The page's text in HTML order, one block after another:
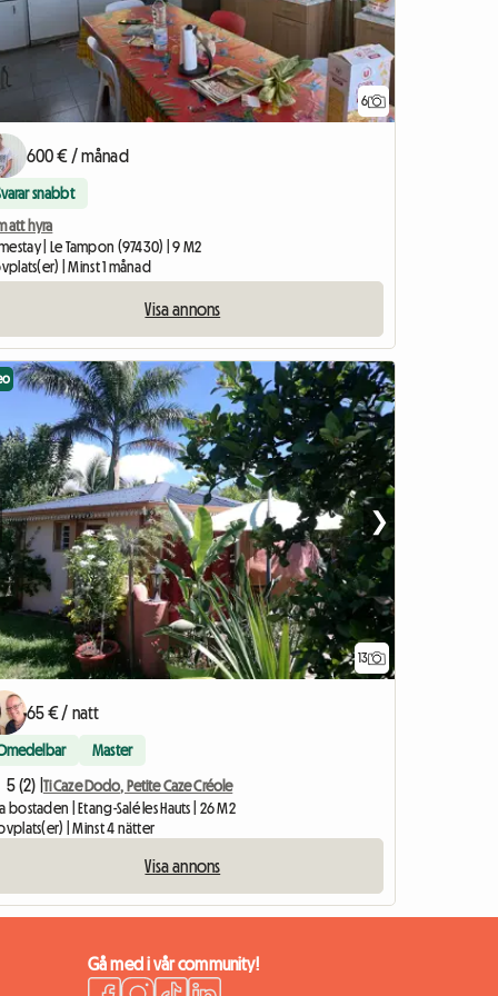
6
600 € / månad
snabbt
att hyra
| Le Tampon (97430) | 9 M2
| Minst 1 månad
Visa annons
13
❯
65 € / natt
Master
5 (2) | Ti Caze Dodo, Petite Caze Créole
bostaden | Etang-Salé les Hauts | 26 M2
| Minst 4 nätter
Visa annons
Gå med i vår community!